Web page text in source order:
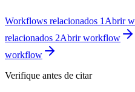
Workflows relacionados 1 Abrir
relacionados 2Abrir workflow
workflow
Verifique antes de citar